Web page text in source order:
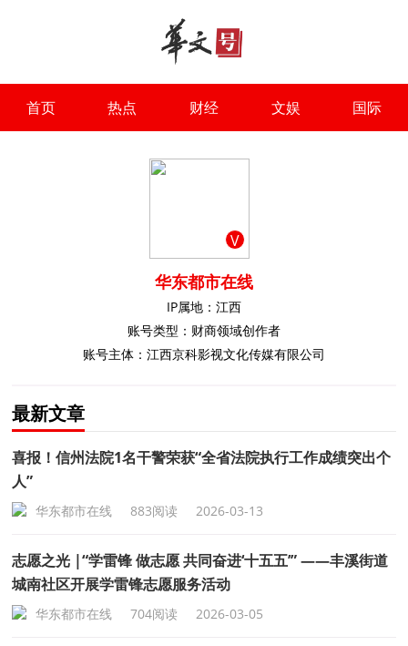
首页 热点 财经 文娱 国际
V
华东都市在线
IP属地：江西
账号类型：财商领域创作者
账号主体：江西京科影视文化传媒有限公司
最新文章
喜报！信州法院1名干警荣获“全省法院执行工作成绩突出个
人”
华东都市在线 883阅读 2026-03-13
志愿之光 |“学雷锋 做志愿 共同奋进‘十五五’” ——丰溪街道
城南社区开展学雷锋志愿服务活动
华东都市在线 704阅读 2026-03-05